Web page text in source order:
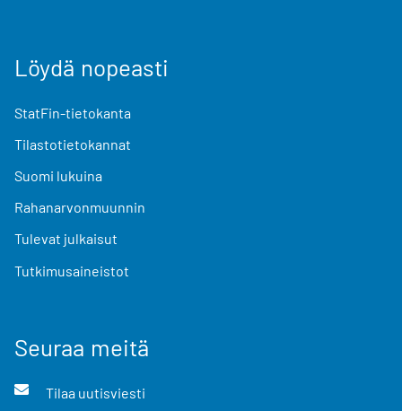
Löydä nopeasti
StatFin-tietokanta
Tilastotietokannat
Suomi lukuina
Rahanarvonmuunnin
Tulevat julkaisut
Tutkimusaineistot
Seuraa meitä
Tilaa uutisviesti